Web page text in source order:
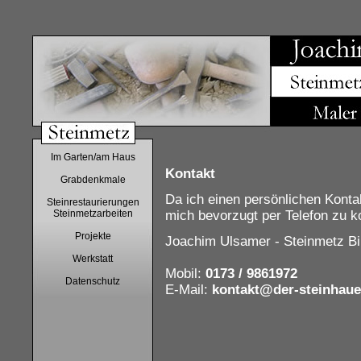
Im Garten/am Haus
Grabdenkmale
Steinrestaurierungen
Steinmetzarbeiten
Projekte
Werkstatt
Datenschutz
Kontakt
Da ich einen persönlichen
mich bevorzugt per Telefon zu
Joachim Ulsamer - Steinmetz
Mobil: 0173 / 9861972
E-Mail: kontakt@der-